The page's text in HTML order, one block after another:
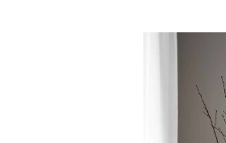
Bildergalerie überspringen